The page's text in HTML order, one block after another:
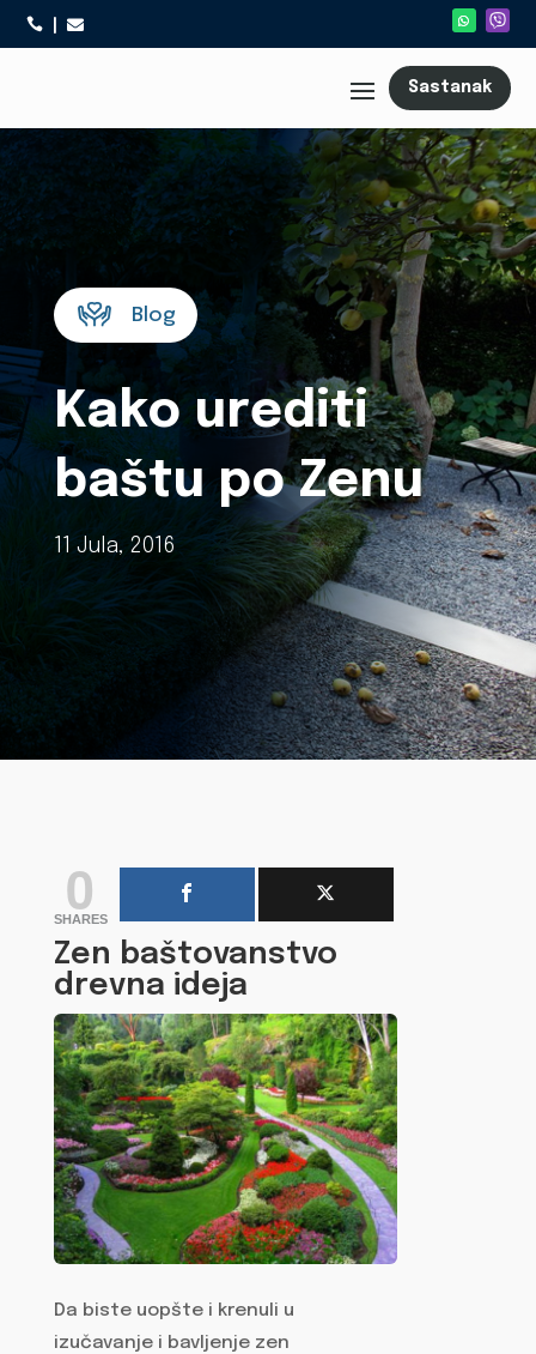
 
Sastanak
Blog
Kako urediti
baštu po Zenu
11 Jula, 2016
0
SHARES
Zen baštovanstvo
drevna ideja
Da biste uopšte i krenuli u
izučavanje i bavljenje zen